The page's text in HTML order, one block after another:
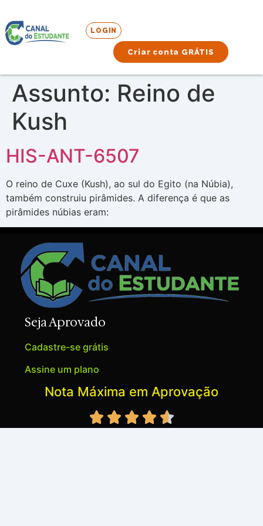
LOGIN
Criar conta GRÁTIS
Assunto: Reino de
Kush
HIS-ANT-6507
O reino de Cuxe (Kush), ao sul do Egito (na Núbia),
também construiu pirâmides. A diferença é que as
pirâmides núbias eram:
Seja Aprovado
Cadastre-se grátis
Assine um plano
Nota Máxima em Aprovação